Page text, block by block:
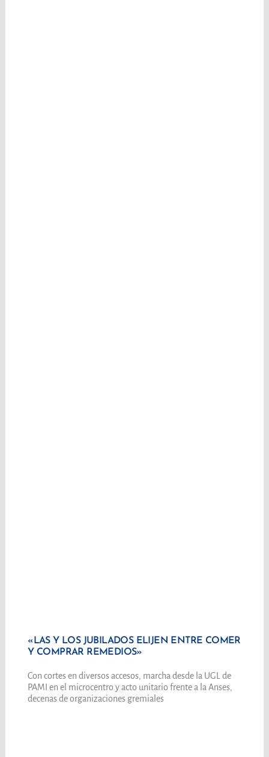
«LAS Y LOS JUBILADOS ELIJEN ENTRE COMER
Y COMPRAR REMEDIOS»
Con cortes en diversos accesos, marcha desde la UGL de
PAMI en el microcentro y acto unitario frente a la Anses,
decenas de organizaciones gremiales